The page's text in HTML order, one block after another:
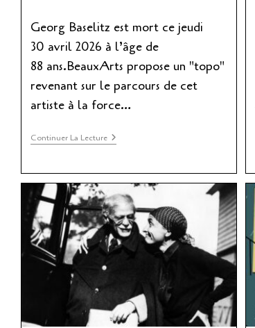
Georg Baselitz est mort ce jeudi
30 avril 2026 à l’âge de
88 ans.BeauxArts propose un "topo"
revenant sur le parcours de cet
artiste à la force…
Continuer La LectureGeorg
Baselitz,
Et
Sculpteur
Iconoclaste